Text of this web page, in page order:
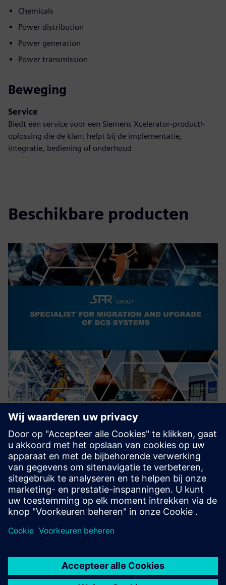
Chemicals
Power distribution
Power generation
Power transmission
Beweging
Service
Biedt een service voor een Siemens Xcelerator-product/-
oplossing die de klant helpt bij de implementatie,
integratie, bediening of onderhoud
Beschikbare producten
Migration of outdated DCS to
SIMATIC PCS7/PCS neo
Migratie van verouderde gedistribueerde controlesystemen
naar moderne, ultramoderne controlesystemen.
Meer cyberbeveiliging.
Meer informatie